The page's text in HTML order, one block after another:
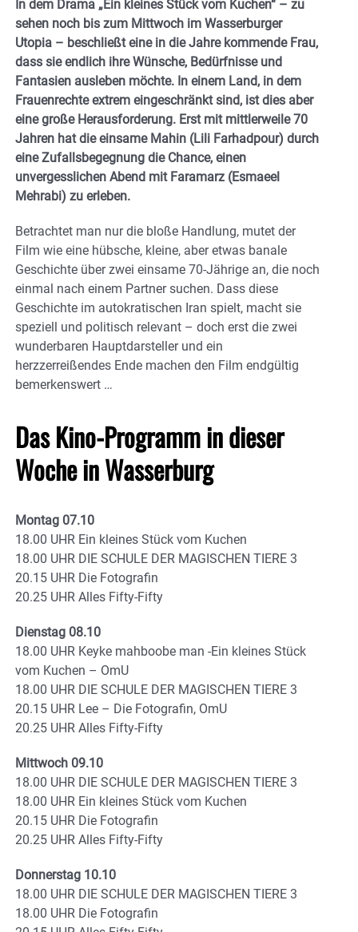
In dem Drama „Ein kleines Stück vom Kuchen“ – zu
sehen noch bis zum Mittwoch im Wasserburger
Utopia – beschließt eine in die Jahre kommende Frau,
dass sie endlich ihre Wünsche, Bedürfnisse und
Fantasien ausleben möchte. In einem Land, in dem
Frauenrechte extrem eingeschränkt sind, ist dies aber
eine große Herausforderung. Erst mit mittlerweile 70
Jahren hat die einsame Mahin (Lili Farhadpour) durch
eine Zufallsbegegnung die Chance, einen
unvergesslichen Abend mit Faramarz (Esmaeel
Mehrabi) zu erleben.
Betrachtet man nur die bloße Handlung, mutet der
Film wie eine hübsche, kleine, aber etwas banale
Geschichte über zwei einsame 70-Jährige an, die noch
einmal nach einem Partner suchen. Dass diese
Geschichte im autokratischen Iran spielt, macht sie
speziell und politisch relevant – doch erst die zwei
wunderbaren Hauptdarsteller und ein
herzzerreißendes Ende machen den Film endgültig
bemerkenswert …
Das Kino-Programm in dieser
Woche in Wasserburg
Montag 07.10
18.00 UHR Ein kleines Stück vom Kuchen
18.00 UHR DIE SCHULE DER MAGISCHEN TIERE 3
20.15 UHR Die Fotografin
20.25 UHR Alles Fifty-Fifty
Dienstag 08.10
18.00 UHR Keyke mahboobe man -Ein kleines Stück
vom Kuchen – OmU
18.00 UHR DIE SCHULE DER MAGISCHEN TIERE 3
20.15 UHR Lee – Die Fotografin, OmU
20.25 UHR Alles Fifty-Fifty
Mittwoch 09.10
18.00 UHR DIE SCHULE DER MAGISCHEN TIERE 3
18.00 UHR Ein kleines Stück vom Kuchen
20.15 UHR Die Fotografin
20.25 UHR Alles Fifty-Fifty
Donnerstag 10.10
18.00 UHR DIE SCHULE DER MAGISCHEN TIERE 3
18.00 UHR Die Fotografin